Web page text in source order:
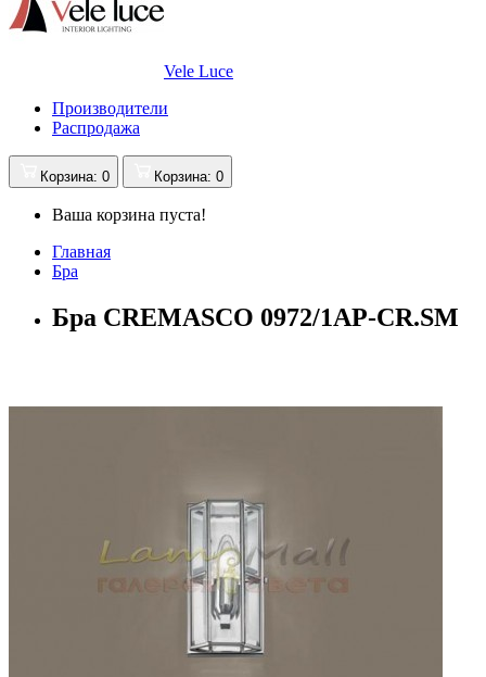
Vele Luce
Производители
Распродажа
Корзина: 0 Корзина: 0
Ваша корзина пуста!
Главная
Бра
Бра CREMASCO 0972/1AP-CR.SM